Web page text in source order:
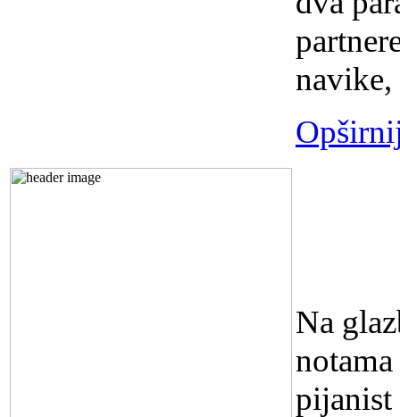
navike,
Na
pijanist